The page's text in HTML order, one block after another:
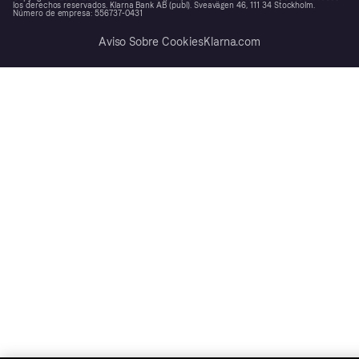
los derechos reservados. Klarna Bank AB (publ). Sveavägen 46, 111 34 Stockholm.
Número de empresa: 556737-0431
Aviso Sobre CookiesKlarna.com